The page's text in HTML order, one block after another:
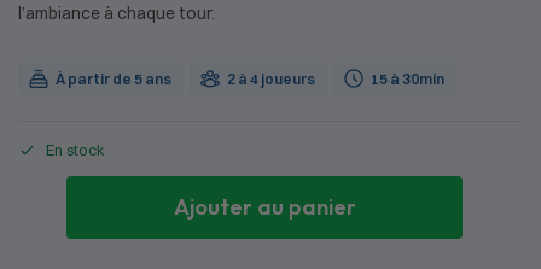
l’ambiance à chaque tour.
À partir de 5 ans 2 à 4 joueurs 15 à 30min
En stock
Ajouter au panier